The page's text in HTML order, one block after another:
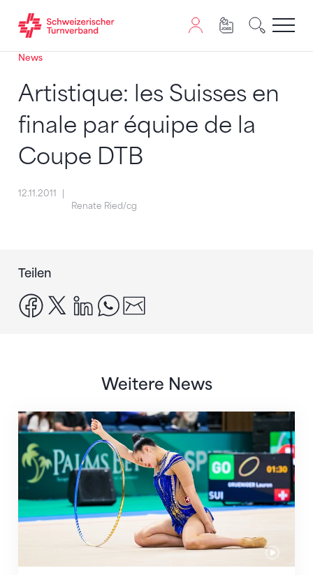
Zum Inhalt springen
Zur Sitemap navigieren
Zum Navigieren dieser Seite wird JavaScript benötigt.
News
Artistique: les Suisses en
finale par équipe de la
Coupe DTB
12.11.2011
Renate Ried/cg
Teilen
facebook
x linkedinwhatsapp
Weitere News
Nächster Halt: Weltmeisterschaft